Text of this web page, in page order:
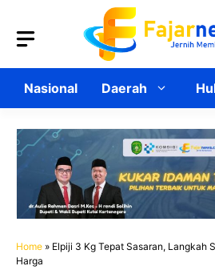
Nasional Daerah
Home » Elpiji 3 Kg Tepat Sasaran, Langkah
Harga